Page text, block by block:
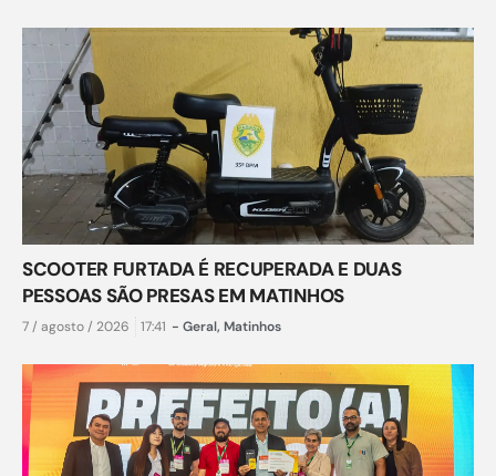
SCOOTER FURTADA É RECUPERADA E DUAS
PESSOAS SÃO PRESAS EM MATINHOS
7 / agosto / 2026 17:41 - Geral, Matinhos